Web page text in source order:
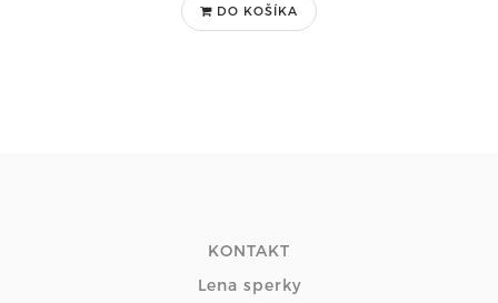
DO KOŠÍKA
KONTAKT
Lena sperky